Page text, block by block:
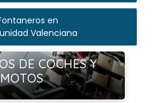
en
Valenciana
DE COCHES Y
MOTOS
Ver más